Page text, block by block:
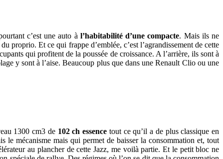
c’est une auto à l’habitabilité d’une compacte. Mais ils ne
proprio. Et ce qui frappe d’emblée, c’est l’agrandissement de cette
qui profitent de la poussée de croissance. A l’arrière, ils sont à
y sont à l’aise. Beaucoup plus que dans une Renault Clio ou une
1300 cm3 de 102 ch essence tout ce qu’il a de plus classique en
le mécanisme mais qui permet de baisser la consommation et, tout
au plancher de cette Jazz, me voilà partie. Et le petit bloc ne